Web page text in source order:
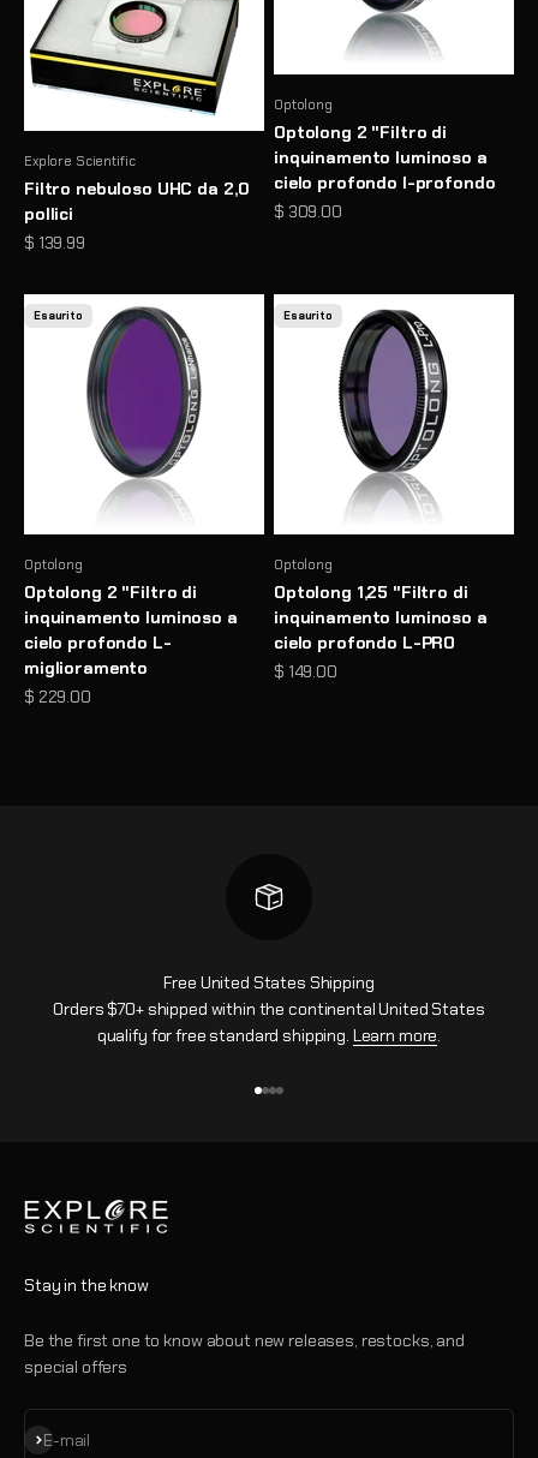
Explore Scientific
Filtro nebuloso UHC da 2,0
pollici
Prezzo scontato
$ 139.99
Optolong
Optolong 2 "Filtro di
inquinamento luminoso a
cielo profondo l-profondo
Prezzo scontato
$ 309.00
Esaurito
Optolong
Optolong 2 "Filtro di
inquinamento luminoso a
cielo profondo L-
miglioramento
Prezzo scontato
$ 229.00
Esaurito
Optolong
Optolong 1,25 "Filtro di
inquinamento luminoso a
cielo profondo L-PRO
Prezzo scontato
$ 149.00
Free United States Shipping
Orders $70+ shipped within the continental United States
qualify for free standard shipping. Learn more.
Stay in the know
Be the first one to know about new releases, restocks, and
special offers
E-mail
Iscriviti alla newsletter